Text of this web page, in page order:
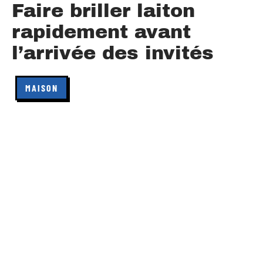
Faire briller laiton
rapidement avant
l’arrivée des invités
MAISON